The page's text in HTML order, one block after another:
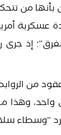
من
51، التي تمثل
إذ جرى
من
وهذا
“وسطاء